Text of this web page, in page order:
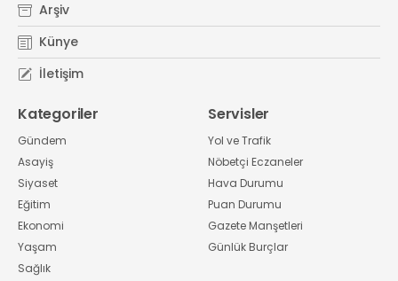
Arşiv
Künye
İletişim
Kategoriler
Gündem
Asayiş
Siyaset
Eğitim
Ekonomi
Yaşam
Sağlık
Servisler
Yol ve Trafik
Nöbetçi Eczaneler
Hava Durumu
Puan Durumu
Gazete Manşetleri
Günlük Burçlar